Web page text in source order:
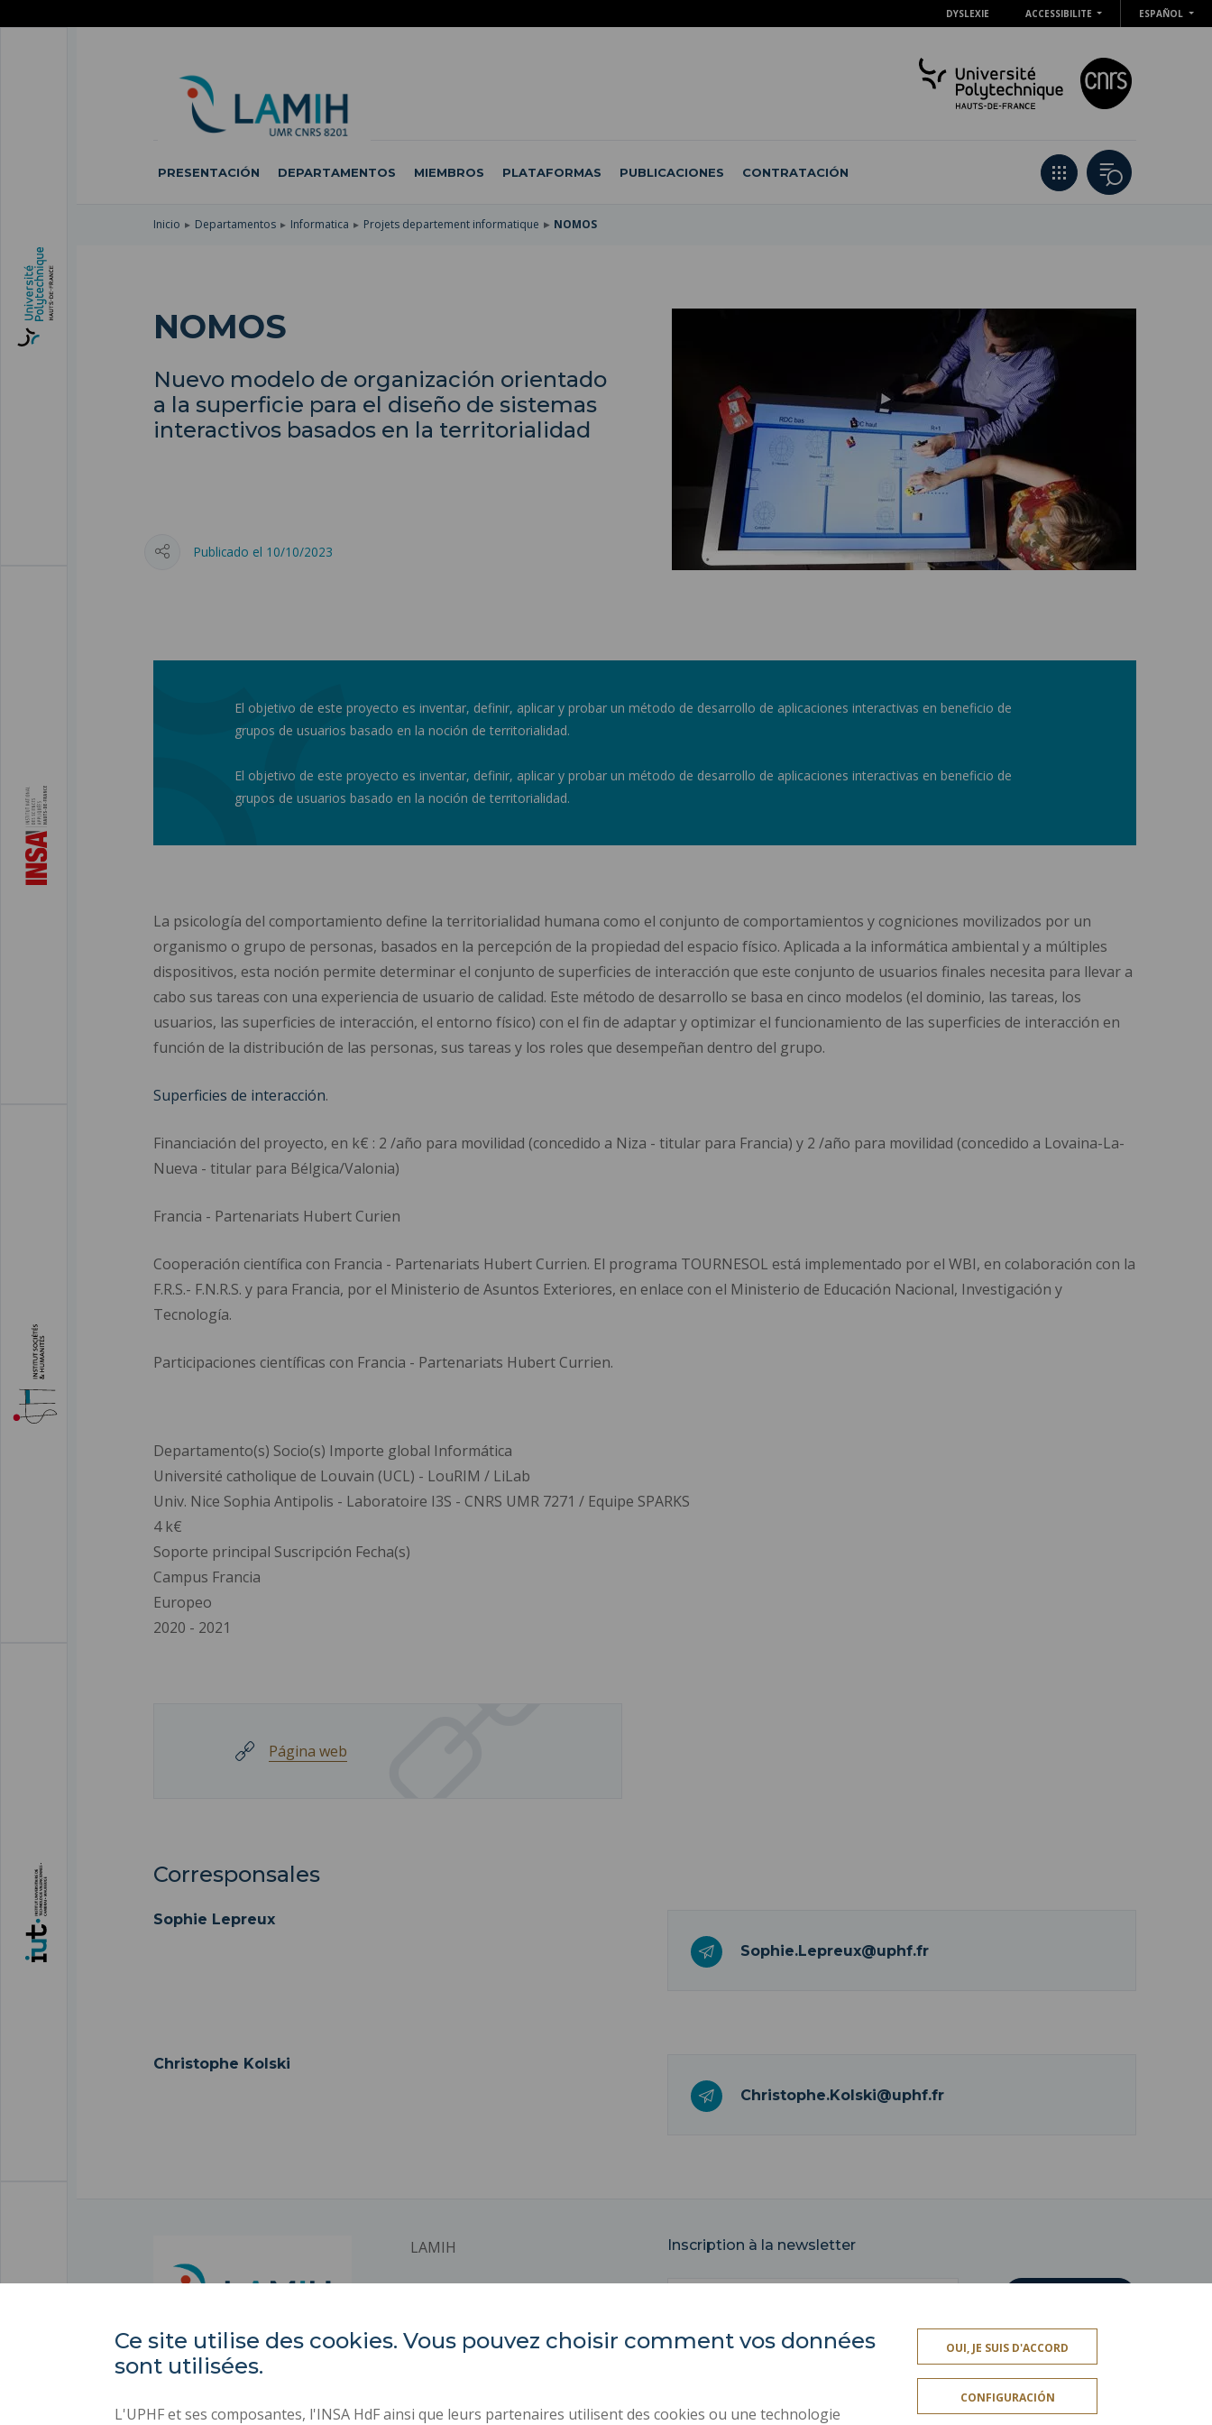
DYSLEXIE ACCESSIBILITE ESPAÑOL
PRESENTACIÓN DEPARTAMENTOS MIEMBROS PLATAFORMAS PUBLICACIONES CONTRATACIÓN
Inicio Departamentos Informatica Projets departement informatique NOMOS
NOMOS
Nuevo modelo de organización orientado
a la superficie para el diseño de sistemas
interactivos basados en la territorialidad
Publicado el 10/10/2023
El objetivo de este proyecto es inventar, definir, aplicar y probar un método de desarrollo de aplicaciones interactivas en beneficio de
grupos de usuarios basado en la noción de territorialidad.
El objetivo de este proyecto es inventar, definir, aplicar y probar un método de desarrollo de aplicaciones interactivas en beneficio de
grupos de usuarios basado en la noción de territorialidad.
La psicología del comportamiento define la territorialidad humana como el conjunto de comportamientos y cogniciones movilizados por un
organismo o grupo de personas, basados en la percepción de la propiedad del espacio físico. Aplicada a la informática ambiental y a múltiples
dispositivos, esta noción permite determinar el conjunto de superficies de interacción que este conjunto de usuarios finales necesita para llevar a
cabo sus tareas con una experiencia de usuario de calidad. Este método de desarrollo se basa en cinco modelos (el dominio, las tareas, los
usuarios, las superficies de interacción, el entorno físico) con el fin de adaptar y optimizar el funcionamiento de las superficies de interacción en
función de la distribución de las personas, sus tareas y los roles que desempeñan dentro del grupo.
Superficies de interacción.
Financiación del proyecto, en k€ : 2 /año para movilidad (concedido a Niza - titular para Francia) y 2 /año para movilidad (concedido a Lovaina-La-
Nueva - titular para Bélgica/Valonia)
Francia - Partenariats Hubert Curien
Cooperación científica con Francia - Partenariats Hubert Currien. El programa TOURNESOL está implementado por el WBI, en colaboración con la
F.R.S.- F.N.R.S. y para Francia, por el Ministerio de Asuntos Exteriores, en enlace con el Ministerio de Educación Nacional, Investigación y
Tecnología.
Participaciones científicas con Francia - Partenariats Hubert Currien.
Departamento(s) Socio(s) Importe global Informática
Université catholique de Louvain (UCL) - LouRIM / LiLab
Univ. Nice Sophia Antipolis - Laboratoire I3S - CNRS UMR 7271 / Equipe SPARKS
4 k€
Soporte principal Suscripción Fecha(s)
Campus Francia
Europeo
2020 - 2021
Página web
Corresponsales
Sophie Lepreux
Sophie.Lepreux@uphf.fr
Christophe Kolski
Christophe.Kolski@uphf.fr
LAMIH
Campus Mont Houy
Inscription à la newsletter
INFORMACIÓN LEGAL
Ce site utilise des cookies. Vous pouvez choisir comment vos données
sont utilisées.
L'UPHF et ses composantes, l'INSA HdF ainsi que leurs partenaires utilisent des cookies ou une technologie
OUI, JE SUIS D'ACCORD
CONFIGURACIÓN